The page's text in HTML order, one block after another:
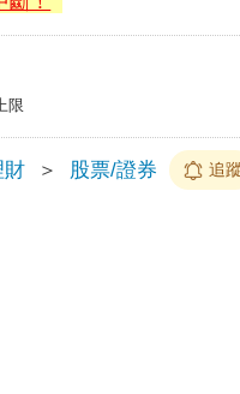
限
財 ＞ 股票/證券 追蹤